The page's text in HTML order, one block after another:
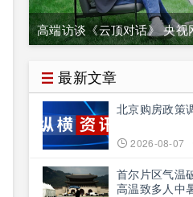
高端访谈《云顶对话》 央视
最新文章
北京购房政策
2026-08-07
首尔片区气
高温致多人中